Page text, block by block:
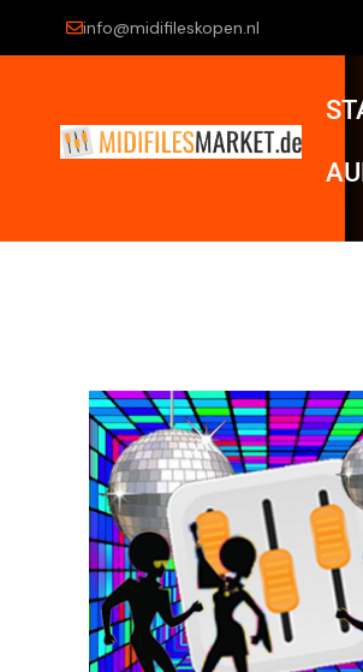
info@midifileskopen.nl